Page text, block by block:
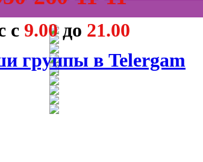
с 9.00до 21.00